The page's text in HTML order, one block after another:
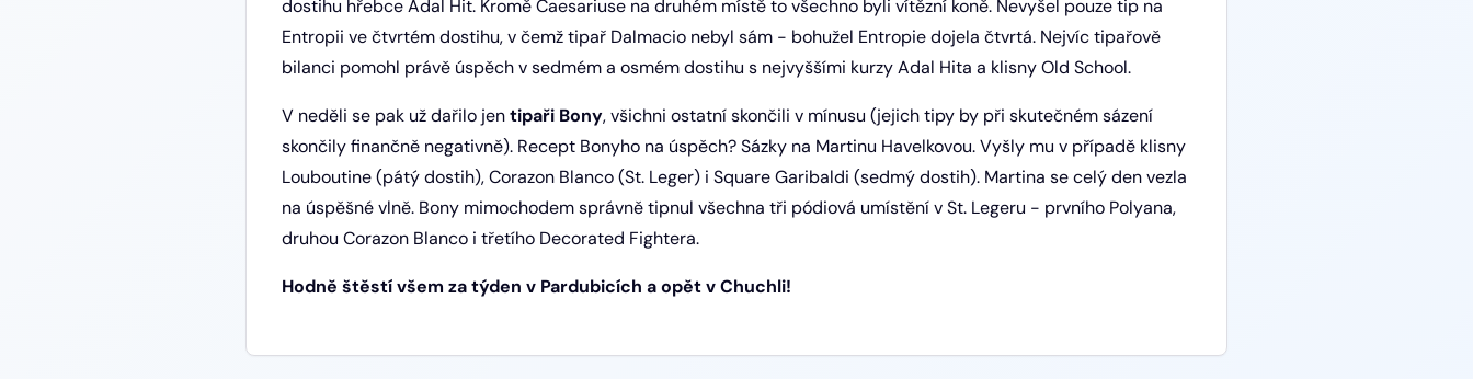
dostihu hřebce Adal Hit. Kromě Caesariuse na druhém místě to všechno byli vítězní koně. Nevyšel pouze tip na
Entropii ve čtvrtém dostihu, v čemž tipař Dalmacio nebyl sám - bohužel Entropie dojela čtvrtá. Nejvíc tipařově
bilanci pomohl právě úspěch v sedmém a osmém dostihu s nejvyššími kurzy Adal Hita a klisny Old School.
V neděli se pak už dařilo jentipaři Bony, všichni ostatní skončili v mínusu (jejich tipy by při skutečném sázení
skončily finančně negativně). Recept Bonyho na úspěch? Sázky na Martinu Havelkovou. Vyšly mu v případě klisny
Louboutine (pátý dostih), Corazon Blanco (St. Leger) i Square Garibaldi (sedmý dostih). Martina se celý den vezla
na úspěšné vlně. Bony mimochodem správně tipnul všechna tři pódiová umístění v St. Legeru - prvního Polyana,
druhou Corazon Blanco i třetího Decorated Fightera.
Hodně štěstí všem za týden v Pardubicích a opět v Chuchli!